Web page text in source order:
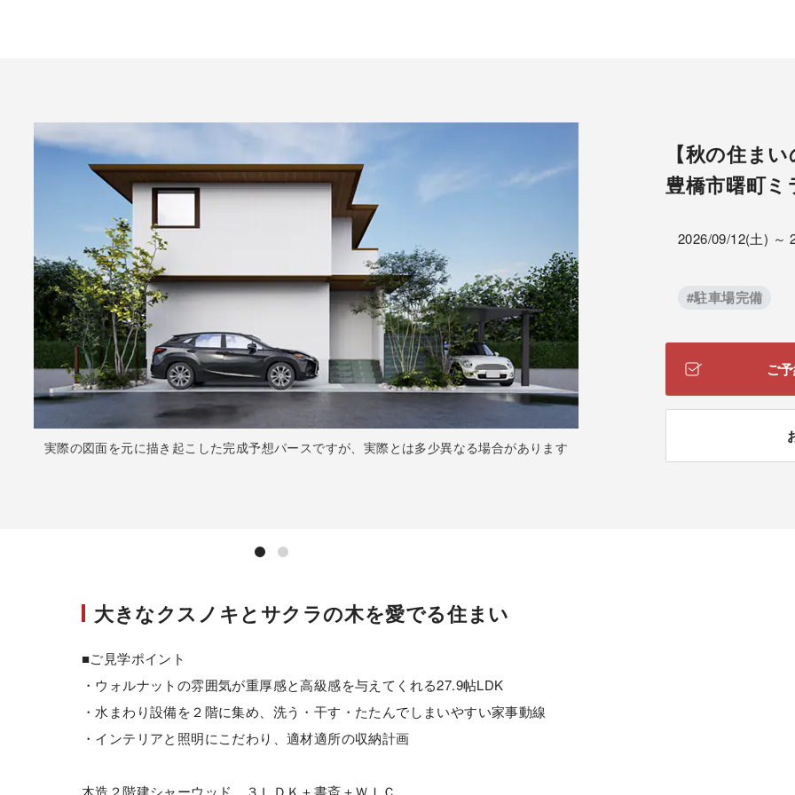
実際の図面を元に描き起こした完成予想パースですが、実際とは多少異なる場合があります 実際の図面を元に描
【秋の住ま
豊橋市曙町
2026/09/12(土) ～
#駐車場完備
ご
大きなクスノキとサクラの木を愛でる住まい
■ご見学ポイント
・ウォルナットの雰囲気が重厚感と高級感を与えてくれる27.9帖LDK
・水まわり設備を２階に集め、洗う・干す・たたんでしまいやすい家事動線
・インテリアと照明にこだわり、適材適所の収納計画
木造２階建シャーウッド ３ＬＤＫ＋書斎＋ＷＩＣ